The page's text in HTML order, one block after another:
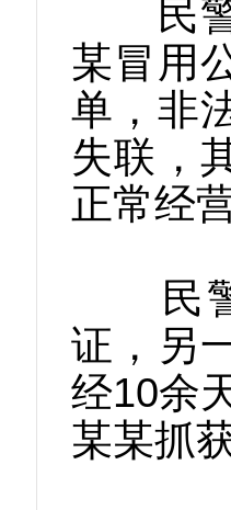
民警
某冒用
单，非
失联，
正常经
民警
证，另
经10余
某某抓